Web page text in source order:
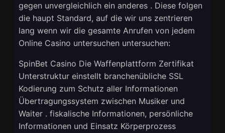
gegen unvergleichlich ein anderes . Diese folgen
die haupt Standard, auf die wir uns zentrieren
lang wenn wir die gesamte Anrufen von jedem
Online Casino untersuchen untersuchen:
SpinBet Casino Die Waffenplattform Zertifikat
Unterstruktur einstellt branchenübliche SSL
Kodierung zum Schutz aller Informationen
Übertragungssystem zwischen Musiker und
Waiter . fiskalische Informationen, persönliche
Informationen und Einsatz Körperprozess